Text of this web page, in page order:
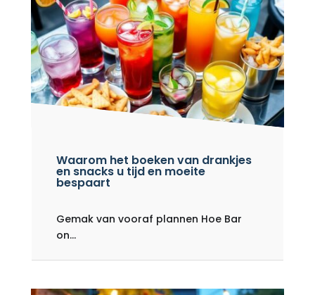
Waarom het boeken van drankjes
en snacks u tijd en moeite
bespaart
Gemak van vooraf plannen Hoe Bar
on...